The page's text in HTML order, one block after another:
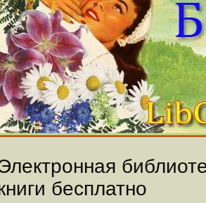
бесплатно